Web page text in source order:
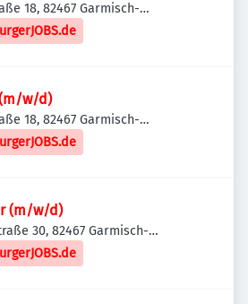
18, 82467 Garmisch-
Deutschland
w/d)
18, 82467 Garmisch-
Deutschland
(m/w/d)
30, 82467 Garmisch-
Deutschland